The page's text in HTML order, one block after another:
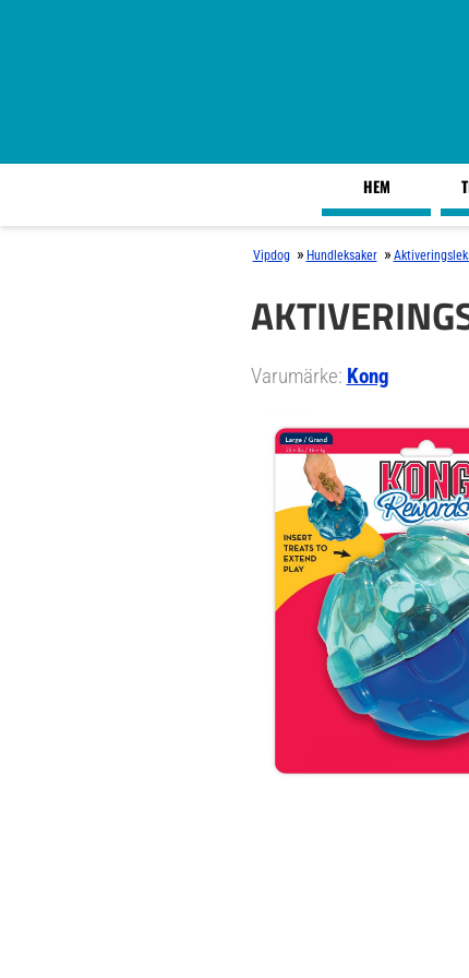
HEM
Vipdog » Hundleksaker »
Varumärke: Kong